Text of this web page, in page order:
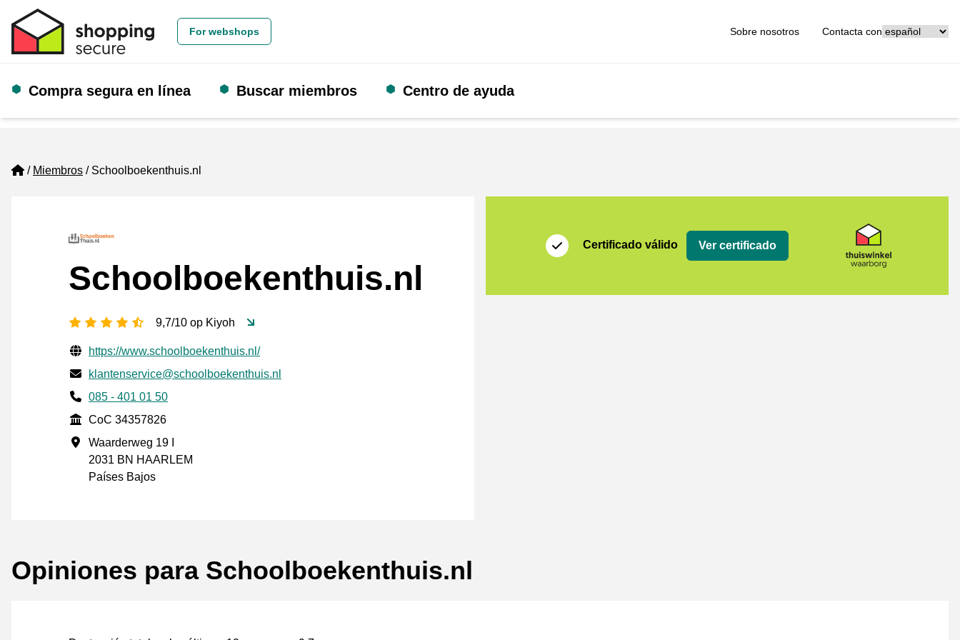
For webshops Sobre nosotros Contacta con
Compra segura en línea Buscar miembros Centro de ayuda
Home
Miembros Schoolboekenthuis.nl
Schoolboekenthuis.nl
[_General:NumberOfStarsPluralFormat]
9,7/10 op Kiyoh
Información de contacto verificada
Website URL
https://www.schoolboekenthuis.nl/
Envía un correo electrónico a
klantenservice@schoolboekenthuis.nl
Phone number
085 - 401 01 50
CoC
CoC 34357826
Dirección de la empresa
Waarderweg 19 I
2031 BN HAARLEM
Países Bajos
Certificado válido Ver certificado
Opiniones para Schoolboekenthuis.nl